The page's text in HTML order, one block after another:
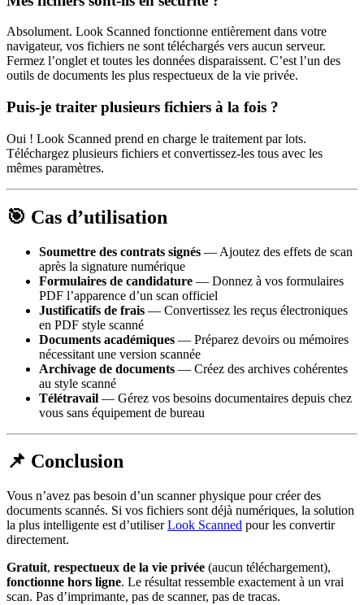
Absolument. Look Scanned fonctionne entièrement dans votre
navigateur, vos fichiers ne sont téléchargés vers aucun serveur.
Fermez l’onglet et toutes les données disparaissent. C’est l’un des
outils de documents les plus respectueux de la vie privée.
Puis-je traiter plusieurs fichiers à la fois ?
Oui ! Look Scanned prend en charge le traitement par lots.
Téléchargez plusieurs fichiers et convertissez-les tous avec les
mêmes paramètres.
🎯 Cas d’utilisation
Soumettre des contrats signés — Ajoutez des effets de scan
après la signature numérique
Formulaires de candidature — Donnez à vos formulaires
PDF l’apparence d’un scan officiel
Justificatifs de frais — Convertissez les reçus électroniques
en PDF style scanné
Documents académiques — Préparez devoirs ou mémoires
nécessitant une version scannée
Archivage de documents — Créez des archives cohérentes
au style scanné
Télétravail — Gérez vos besoins documentaires depuis chez
vous sans équipement de bureau
📌 Conclusion
Vous n’avez pas besoin d’un scanner physique pour créer des
documents scannés. Si vos fichiers sont déjà numériques, la solution
la plus intelligente est d’utiliserLook Scanned pour les convertir
directement.
Gratuit, respectueux de la vie privée (aucun téléchargement),
fonctionne hors ligne. Le résultat ressemble exactement à un vrai
scan. Pas d’imprimante, pas de scanner, pas de tracas.